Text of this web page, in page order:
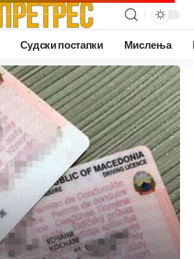
Судски постапки Мислења